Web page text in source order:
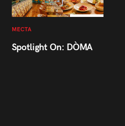
МЕСТА
Spotlight On: DÒMA